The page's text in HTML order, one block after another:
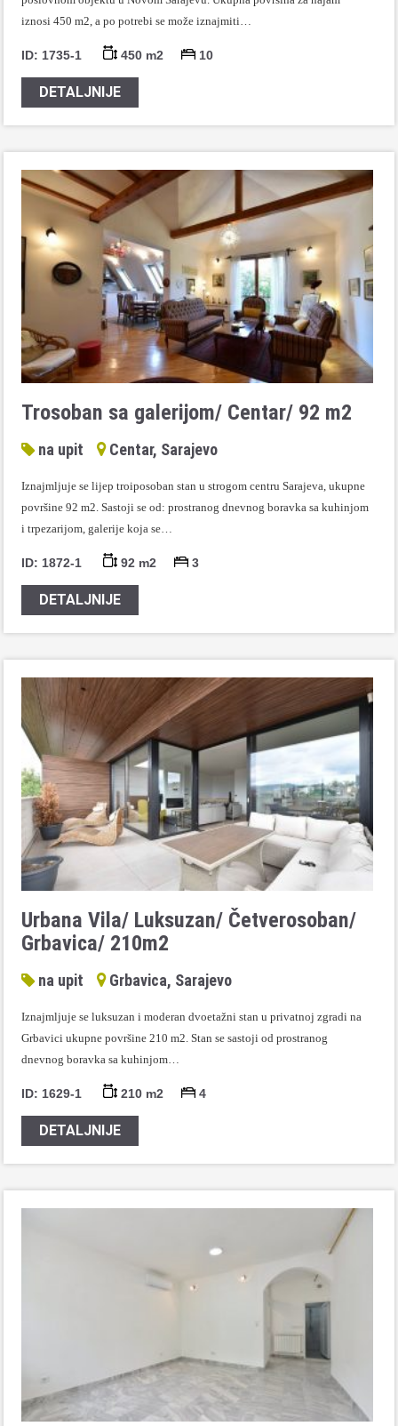
iznosi 450 m2, a po potrebi se može iznajmiti…
ID: 1735-1 450 m2 10
DETALJNIJE
Trosoban sa galerijom/ Centar/ 92 m2
na upit Centar, Sarajevo
Iznajmljuje se lijep troiposoban stan u strogom centru Sarajeva, ukupne
površine 92 m2. Sastoji se od: prostranog dnevnog boravka sa kuhinjom
i trpezarijom, galerije koja se…
ID: 1872-1 92 m2 3
DETALJNIJE
Urbana Vila/ Luksuzan/ Četverosoban/
Grbavica/ 210m2
na upit Grbavica, Sarajevo
Iznajmljuje se luksuzan i moderan dvoetažni stan u privatnoj zgradi na
Grbavici ukupne površine 210 m2. Stan se sastoji od prostranog
dnevnog boravka sa kuhinjom…
ID: 1629-1 210 m2 4
DETALJNIJE